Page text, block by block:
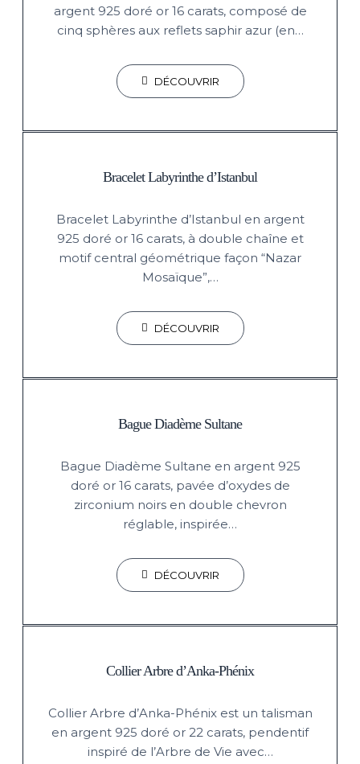
argent 925 doré or 16 carats, composé de
cinq sphères aux reflets saphir azur (en…
DÉCOUVRIR
Bracelet Labyrinthe d’Istanbul
Bracelet Labyrinthe d’Istanbul en argent
925 doré or 16 carats, à double chaîne et
motif central géométrique façon “Nazar
Mosaïque”,…
DÉCOUVRIR
Bague Diadème Sultane
Bague Diadème Sultane en argent 925
doré or 16 carats, pavée d’oxydes de
zirconium noirs en double chevron
réglable, inspirée…
DÉCOUVRIR
Collier Arbre d’Anka-Phénix
Collier Arbre d’Anka-Phénix est un talisman
en argent 925 doré or 22 carats, pendentif
inspiré de l’Arbre de Vie avec…